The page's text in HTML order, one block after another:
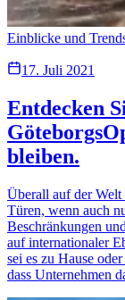
Einblicke und
17. Juli 2021
Entdecken
bleiben.
Überall auf der Welt
Türen, wenn auch
Beschränkungen
auf internationaler
sei es zu Hause
dass Unternehmen